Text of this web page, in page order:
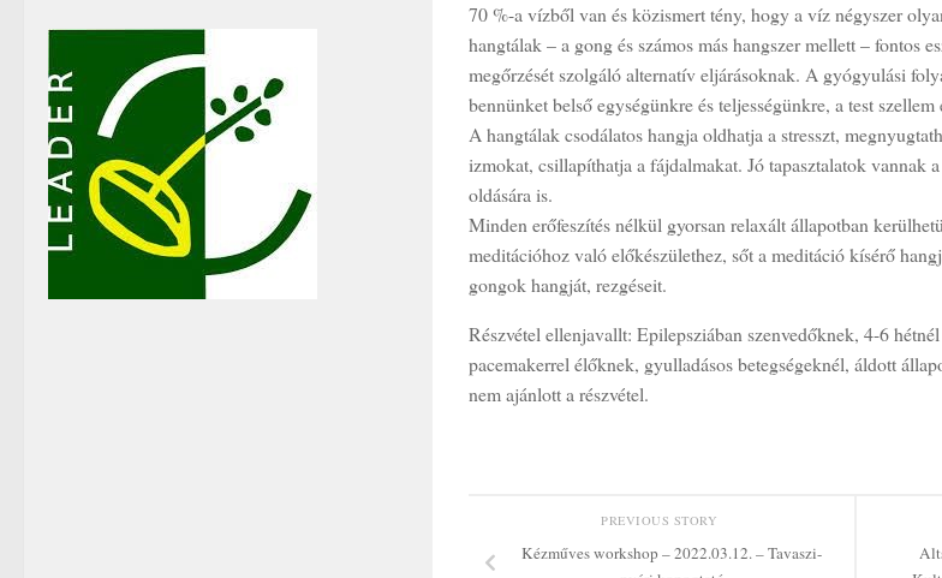
70 %-a vízből van és közismert tény, hogy a víz négyszer
hangtálak – a gong és számos más hangszer mellett – fontos
megőrzését szolgáló alternatív eljárásoknak. A gyógyulási
bennünket belső egységünkre és teljességünkre, a test szellem
A hangtálak csodálatos hangja oldhatja a stresszt,
izmokat, csillapíthatja a fájdalmakat. Jó tapasztalatok vannak
oldására is.
Minden erőfeszítés nélkül gyorsan relaxált állapotban
meditációhoz való előkészülethez, sőt a meditáció kísérő
gongok hangját, rezgéseit.
Részvétel ellenjavallt: Epilepsziában szenvedőknek, 4-6
pacemakerrel élőknek, gyulladásos betegségeknél, áldott
nem ajánlott a részvétel.
PREVIOUS STORY
Kézműves workshop – 2022.03.12. – Tavaszi-